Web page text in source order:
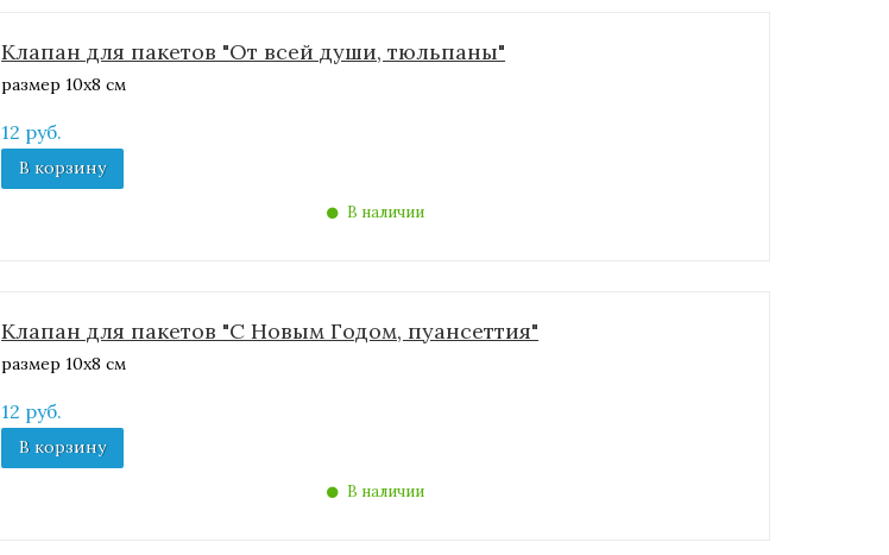
Клапан для пакетов "От всей души, тюльпаны"
размер 10х8 см
12 руб.
В корзину
В наличии
Клапан для пакетов "С Новым Годом, пуансеттия"
размер 10х8 см
12 руб.
В корзину
В наличии